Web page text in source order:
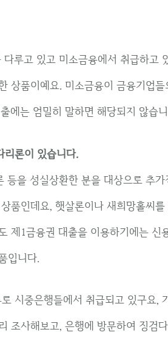
루고 있고 미소금융에서 취급하고
상품이예요. 미소금융이 금융기업
에는 엄밀히 말하면 해당되지 않습
리론이 있습니다.
등을 성실상환한 분을 대상으로 추
품인데요, 햇살론이나 새희망홀씨
제1금융권 대출을 이용하기에는 신
입니다.
시중은행들에서 취급되고 있구요,
조사해보고, 은행에 방문하여 징검